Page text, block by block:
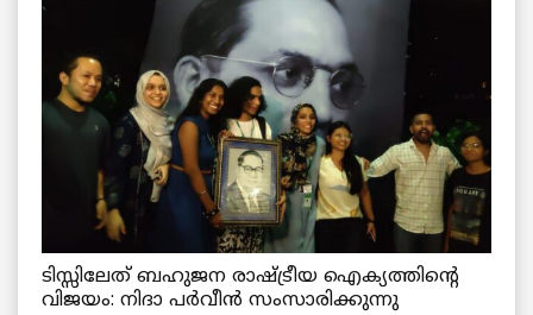
ടിസ്സിലേത് ബഹുജന രാഷ്ട്രീയ ഐക്യത്തിന്റെ
വിജയം: നിദാ പർവീൻ സംസാരിക്കുന്നു